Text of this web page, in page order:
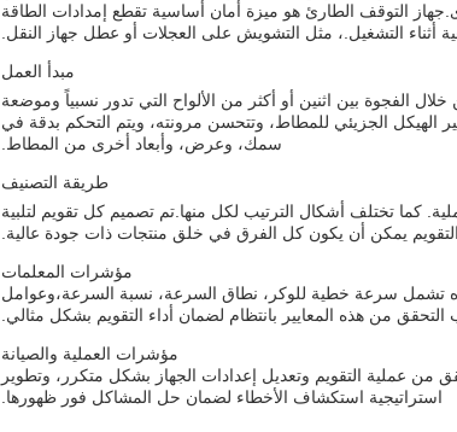
التوقف الطارئ هو ميزة أمان أساسية تقطع إمدادات الطاقة
أثناء التشغيل.، مثل التشويش على العجلات أو عطل جهاز النقل.
مبدأ العمل
الفجوة بين اثنين أو أكثر من الألواح التي تدور نسبياً وموضعة
الهيكل الجزيئي للمطاط، وتتحسن مرونته، ويتم التحكم بدقة في
سمك، وعرض، وأبعاد أخرى من المطاط.
طريقة التصنيف
كما تختلف أشكال الترتيب لكل منها.تم تصميم كل تقويم لتلبية
يمكن أن يكون كل الفرق في خلق منتجات ذات جودة عالية.
مؤشرات المعلمات
تشمل سرعة خطية للوكر، نطاق السرعة، نسبة السرعة،وعوامل
من هذه المعايير بانتظام لضمان أداء التقويم بشكل مثالي.
مؤشرات العملية والصيانة
من عملية التقويم وتعديل إعدادات الجهاز بشكل متكرر، وتطوير
استراتيجية استكشاف الأخطاء لضمان حل المشاكل فور ظهورها.